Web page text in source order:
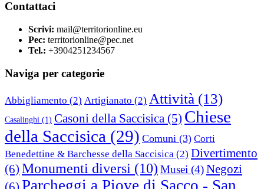
Contattaci
Scrivi: mail@territorionline.eu
Pec: territorionline@pec.net
Tel.: +3904251234567
Naviga per categorie
Abbigliamento (2) Artigianato (2) Attività (13)
Casalinghi (1) Casoni della Saccisica (5) Chiese
della Saccisica (29) Comuni (3) Corti
Benedettine & Barchesse della Saccisica (2) Divertimento
(6) Monumenti diversi (10) Musei (4)Negozi